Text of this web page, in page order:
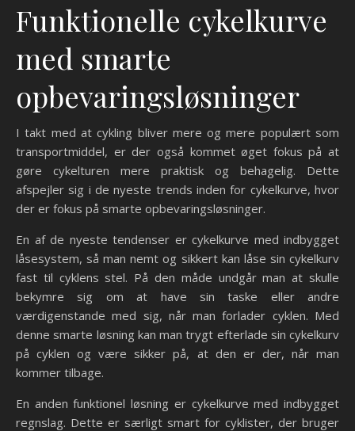
Funktionelle cykelkurve
med smarte
opbevaringsløsninger
I takt med at cykling bliver mere og mere populært som
transportmiddel, er der også kommet øget fokus på at
gøre cykelturen mere praktisk og behagelig. Dette
afspejler sig i de nyeste trends inden for cykelkurve, hvor
der er fokus på smarte opbevaringsløsninger.
En af de nyeste tendenser er cykelkurve med indbygget
låsesystem, så man nemt og sikkert kan låse sin cykelkurv
fast til cyklens stel. På den måde undgår man at skulle
bekymre sig om at have sin taske eller andre
værdigenstande med sig, når man forlader cyklen. Med
denne smarte løsning kan man trygt efterlade sin cykelkurv
på cyklen og være sikker på, at den er der, når man
kommer tilbage.
En anden funktionel løsning er cykelkurve med indbygget
regnslag. Dette er særligt smart for cyklister, der bruger